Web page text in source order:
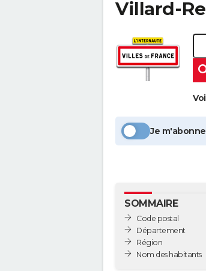
Villard-
Je
SOMMAIRE
Code postal
Département
Région
Nom des habitants